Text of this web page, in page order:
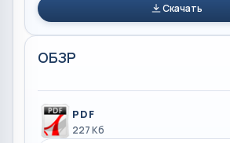
Скачать
ОБЗР
PDF
227 Кб